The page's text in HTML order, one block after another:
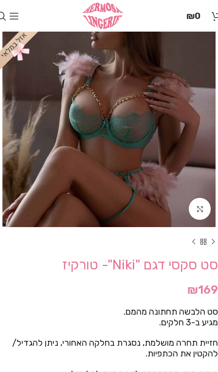
זֶה
הַמְּסַיַּעַת
לִנְגִישׁוּת
הָאֲתָר.
לִפְתִיחַת
תַּפְרִיט
ALT+0
₪0
Click to enlarge
סט סקסי דגם "Niki"- טורקיז
₪169
סט הלבשה תחתונה מהמם.
מגיע ב-3 חלקים.
חזיית תחרה מושלמת, נסגרת בחלקה האחורי, ניתן להגדיל/
להקטין את הכתפיות.